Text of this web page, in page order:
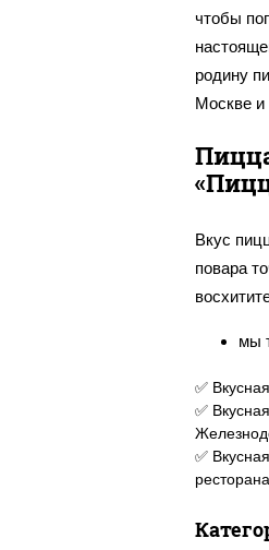
чтобы
родину
Москве и
Вкус
повара
мы
на
✅
✅
✅